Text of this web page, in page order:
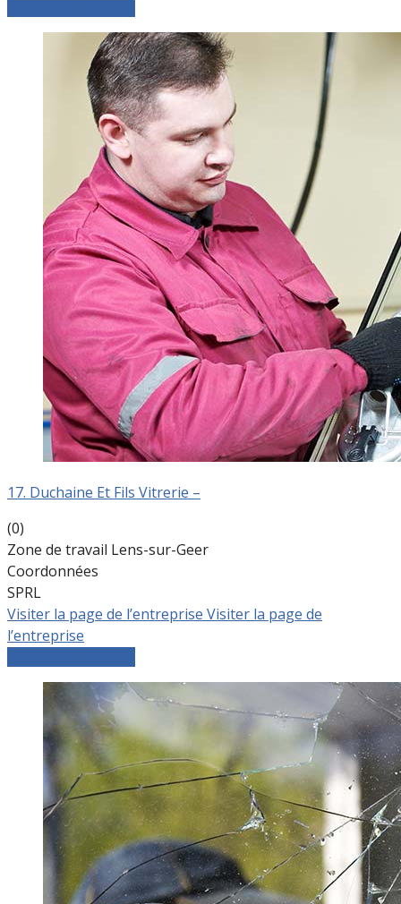
17. Duchaine Et Fils Vitrerie –
(0)
Zone de travail Lens-sur-Geer
Coordonnées
SPRL
Visiter la page de l’entreprise Visiter la page de
l’entreprise